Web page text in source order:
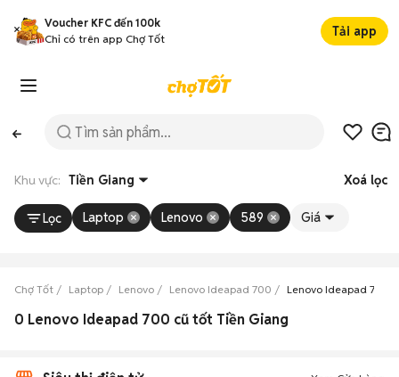
Voucher KFC đến 100k
Chỉ có trên app Chợ Tốt
Tải app
Khu vực: Tiền Giang Xoá lọc
Lọc Laptop Lenovo 589 Giá
Chợ Tốt Laptop Lenovo Lenovo Ideapad 700 Lenovo Ideapad 700
0 Lenovo Ideapad 700 cũ tốt Tiền Giang